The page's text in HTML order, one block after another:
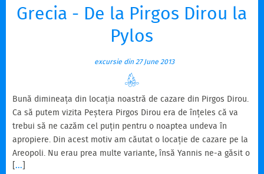
Grecia - De la Pirgos Dirou la
Pylos
excursie din 27 June 2013
Bună dimineața din locația noastră de cazare din Pirgos Dirou.
Ca să putem vizita Peștera Pirgos Dirou era de înțeles că va
trebui să ne cazăm cel puțin pentru o noaptea undeva în
apropiere. Din acest motiv am căutat o locație de cazare pe la
Areopoli. Nu erau prea multe variante, însă Yannis ne-a găsit o
căsuță superbă, chiar pe tiparul celor pe care am fi vrut să le
[...]